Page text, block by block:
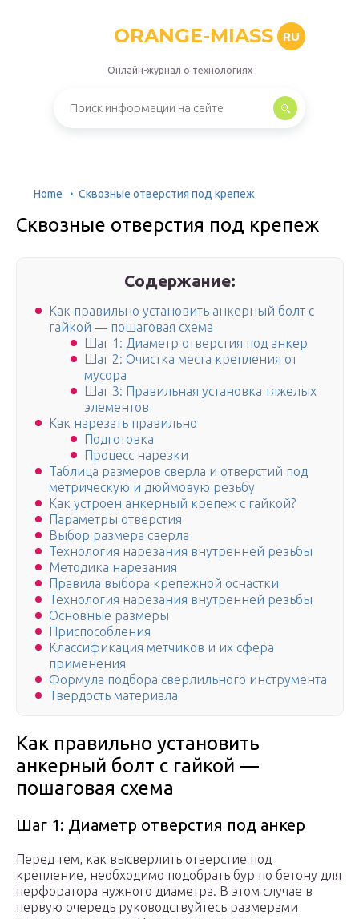
ORANGE-MIASS RU
Онлайн-журнал о технологиях
Home Сквозные отверстия под крепеж
Сквозные отверстия под крепеж
Содержание:
Как правильно установить анкерный болт с
гайкой — пошаговая схема
Шаг 1: Диаметр отверстия под анкер
Шаг 2: Очистка места крепления от
мусора
Шаг 3: Правильная установка тяжелых
элементов
Как нарезать правильно
Подготовка
Процесс нарезки
Таблица размеров сверла и отверстий под
метрическую и дюймовую резьбу
Как устроен анкерный крепеж с гайкой?
Параметры отверстия
Выбор размера сверла
Технология нарезания внутренней резьбы
Методика нарезания
Правила выбора крепежной оснастки
Технология нарезания внутренней резьбы
Основные размеры
Приспособления
Классификация метчиков и их сфера
применения
Формула подбора сверлильного инструмента
Твердость материала
Как правильно установить
анкерный болт с гайкой —
пошаговая схема
Шаг 1: Диаметр отверстия под анкер
Перед тем, как высверлить отверстие под
крепление, необходимо подобрать бур по бетону для
перфоратора нужного диаметра. В этом случае в
первую очередь руководствуйтесь размерами